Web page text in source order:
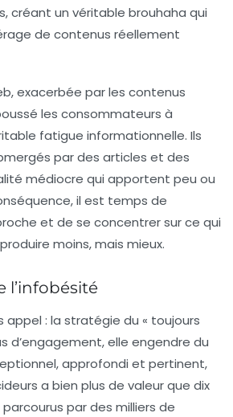
créant un véritable brouhaha qui
de contenus réellement
exacerbée par les contenus
les consommateurs à
fatigue informationnelle. Ils
par des articles et des
médiocre qui apportent peu ou
il est temps de
et de se concentrer sur ce qui
moins, mais mieux.
l’infobésité
appel : la stratégie du « toujours
d’engagement, elle engendre du
approfondi et pertinent,
a bien plus de valeur que dix
par des milliers de